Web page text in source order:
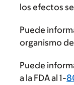
los efectos
Puede
organismo
Puede
a la FDA al 1-